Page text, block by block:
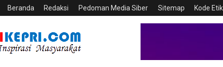
Beranda Redaksi Pedoman Media Siber Sitemap Kode Etik